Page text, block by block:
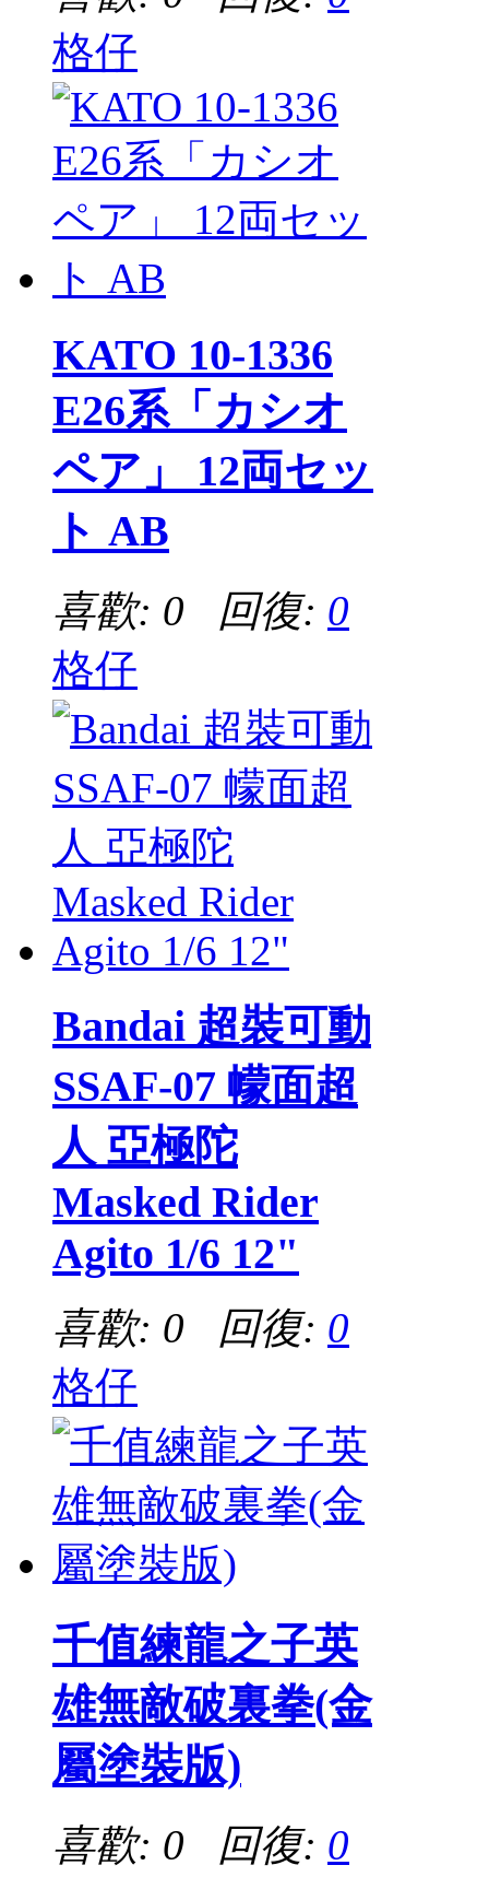
格仔
KATO 10-1336
E26系「カシオ
ペア」 12両セッ
ト AB
喜歡: 0 回復: 0
格仔
Bandai 超裝可動
SSAF-07 幪面超
人 亞極陀
Masked Rider
Agito 1/6 12"
喜歡: 0 回復: 0
格仔
千值練龍之子英
雄無敵破裏拳(金
屬塗裝版)
喜歡: 0 回復: 0